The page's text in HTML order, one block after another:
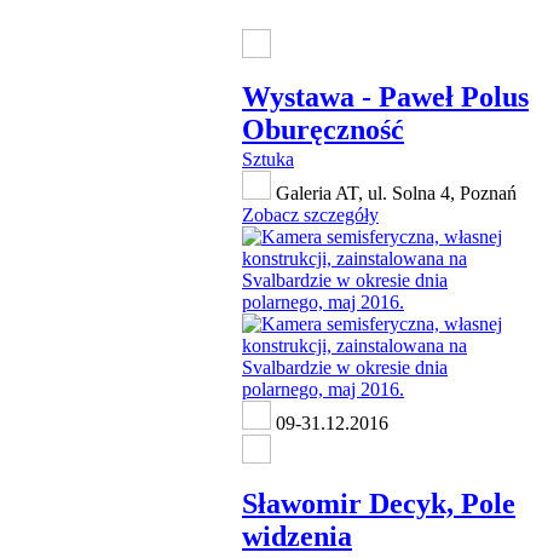
Wystawa - Paweł Polus
Oburęczność
Sztuka
Galeria AT, ul. Solna 4, Poznań
Zobacz szczegóły
09-31.12.2016
Sławomir Decyk, Pole
widzenia